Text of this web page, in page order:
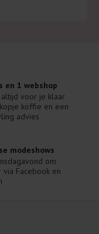
en 1 webshop
altijd voor je klaar
koffie en een
advies
modeshows
om
via Facebook en